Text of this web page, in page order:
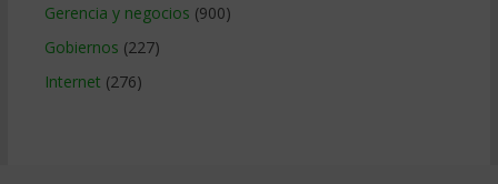
Gerencia y negocios (900)
Gobiernos (227)
Internet (276)